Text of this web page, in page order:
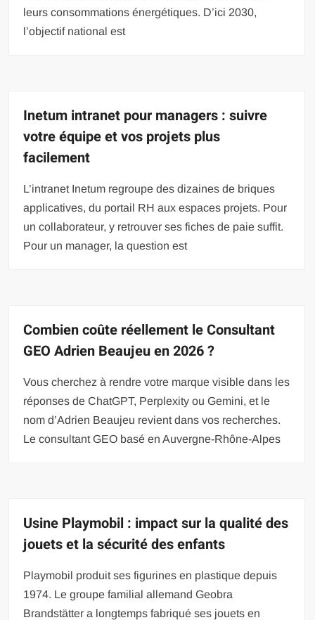
leurs consommations énergétiques. D’ici 2030,
l’objectif national est
Inetum intranet pour managers : suivre
votre équipe et vos projets plus
facilement
L’intranet Inetum regroupe des dizaines de briques
applicatives, du portail RH aux espaces projets. Pour
un collaborateur, y retrouver ses fiches de paie suffit.
Pour un manager, la question est
Combien coûte réellement le Consultant
GEO Adrien Beaujeu en 2026 ?
Vous cherchez à rendre votre marque visible dans les
réponses de ChatGPT, Perplexity ou Gemini, et le
nom d’Adrien Beaujeu revient dans vos recherches.
Le consultant GEO basé en Auvergne-Rhône-Alpes
Usine Playmobil : impact sur la qualité des
jouets et la sécurité des enfants
Playmobil produit ses figurines en plastique depuis
1974. Le groupe familial allemand Geobra
Brandstätter a longtemps fabriqué ses jouets en